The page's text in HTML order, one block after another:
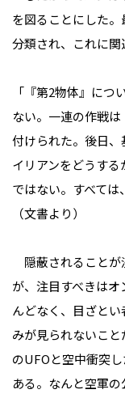
を図ることにした
分類され、これに関
「『第2物体』に
ない。一連の作戦
付けられた。後日
イリアンをどうす
ではない。すべては
（文書より）
隠蔽されることが
が、注目すべきは
んどなく、目ざと
みが見られないこ
のUFOと空中衝突
ある。なんと空軍